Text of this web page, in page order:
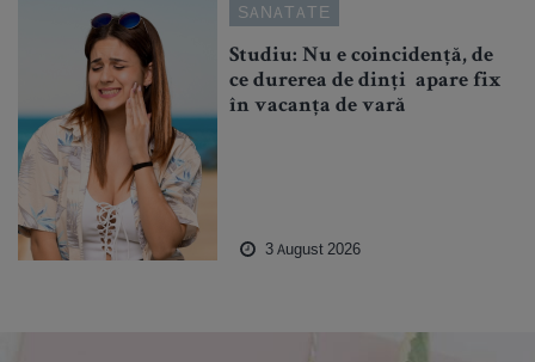
SANATATE
Studiu: Nu e coincidență, de
ce durerea de dinți apare fix
în vacanța de vară
3 August 2026